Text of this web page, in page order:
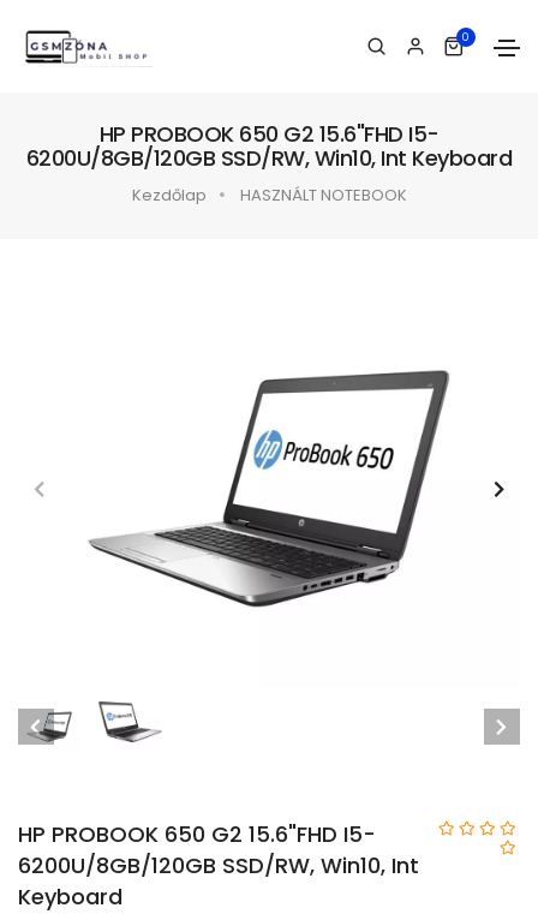
0
HP PROBOOK 650 G2 15.6"FHD I5-
6200U/8GB/120GB SSD/RW, Win10, Int Keyboard
Kezdőlap HASZNÁLT NOTEBOOK
HP PROBOOK 650 G2 15.6"FHD I5-
6200U/8GB/120GB SSD/RW, Win10, Int
Keyboard